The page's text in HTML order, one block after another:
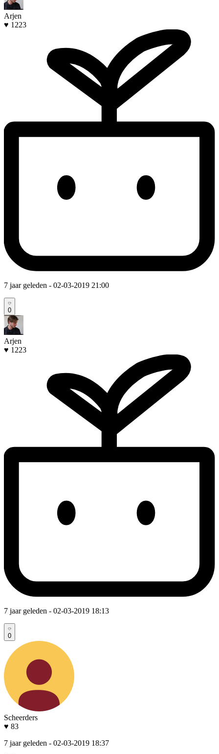
Arjen
♥ 1223
7 jaar geleden - 02-03-2019 21:00
0
Arjen
♥ 1223
7 jaar geleden - 02-03-2019 18:13
0
Scheerders
♥ 83
7 jaar geleden - 02-03-2019 18:37